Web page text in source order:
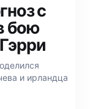
с
бою
и ирландца